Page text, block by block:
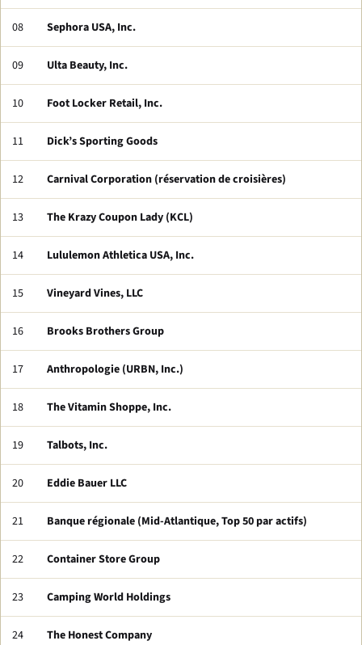
08 Sephora USA, Inc.
09 Ulta Beauty, Inc.
10 Foot Locker Retail, Inc.
11 Dick’s Sporting Goods
12 Carnival Corporation (réservation de croisières)
13 The Krazy Coupon Lady (KCL)
14 Lululemon Athletica USA, Inc.
15 Vineyard Vines, LLC
16 Brooks Brothers Group
17 Anthropologie (URBN, Inc.)
18 The Vitamin Shoppe, Inc.
19 Talbots, Inc.
20 Eddie Bauer LLC
21 Banque régionale (Mid-Atlantique, Top 50 par actifs)
22 Container Store Group
23 Camping World Holdings
24 The Honest Company